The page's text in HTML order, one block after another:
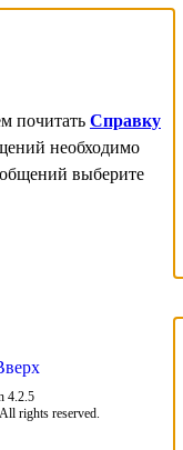
почитать Справку
необходимо
выберите
4.2.5
rights reserved.